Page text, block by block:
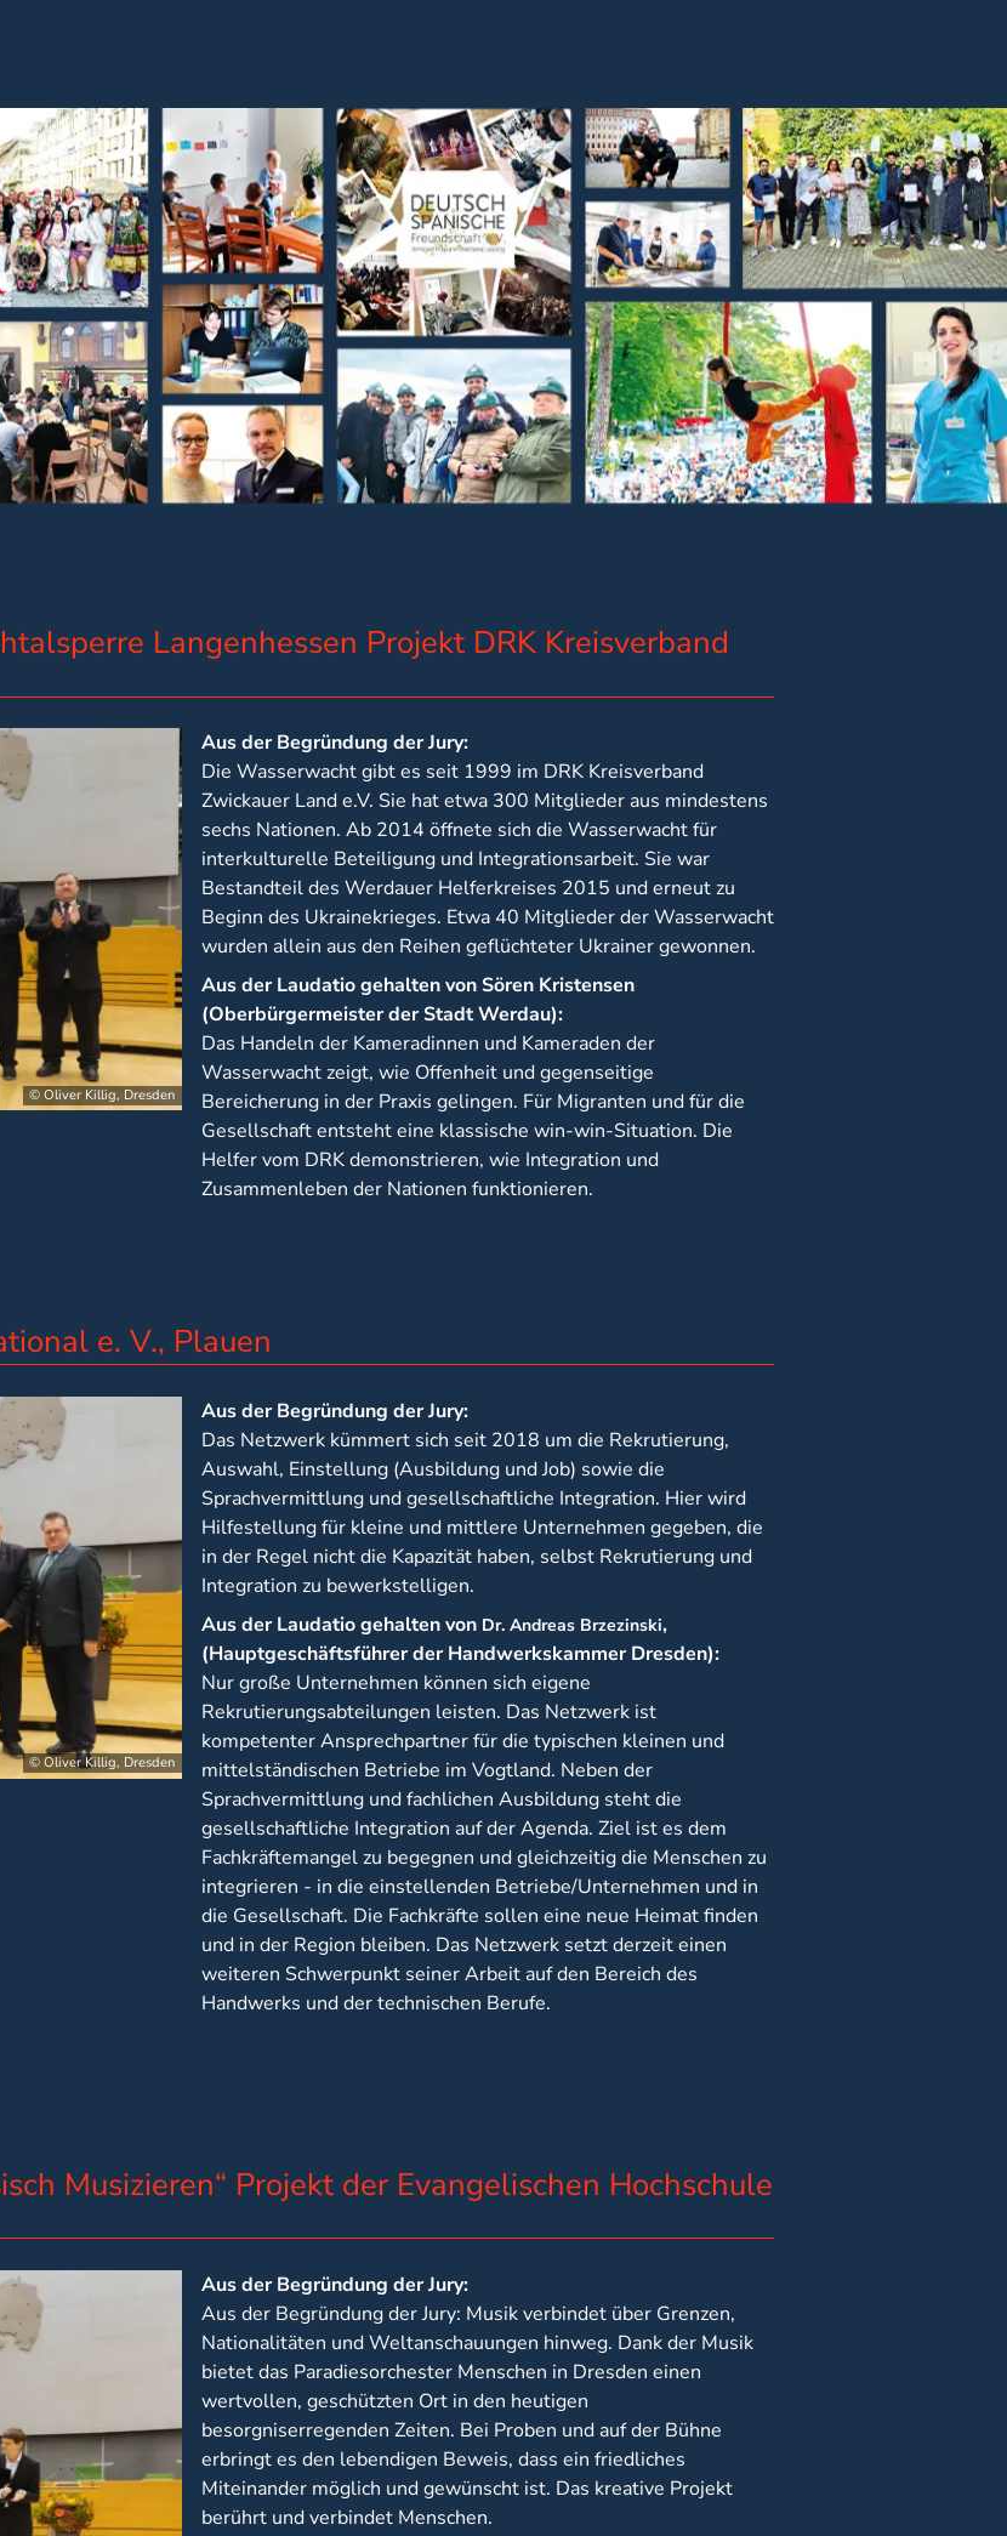
Langenhessen Projekt DRK Kreisverband
© Oliver Killig, Dresden
Aus der Begründung der Jury:
Die Wasserwacht gibt es seit 1999 im DRK Kreisverband
Zwickauer Land e.V. Sie hat etwa 300 Mitglieder aus mindestens
sechs Nationen. Ab 2014 öffnete sich die Wasserwacht für
interkulturelle Beteiligung und Integrationsarbeit. Sie war
Bestandteil des Werdauer Helferkreises 2015 und erneut zu
Beginn des Ukrainekrieges. Etwa 40 Mitglieder der Wasserwacht
wurden allein aus den Reihen geflüchteter Ukrainer gewonnen.
Aus der Laudatio gehalten von Sören Kristensen
(Oberbürgermeister der Stadt Werdau):
Das Handeln der Kameradinnen und Kameraden der
Wasserwacht zeigt, wie Offenheit und gegenseitige
Bereicherung in der Praxis gelingen. Für Migranten und für die
Gesellschaft entsteht eine klassische win-win-Situation. Die
Helfer vom DRK demonstrieren, wie Integration und
Zusammenleben der Nationen funktionieren.
e. V., Plauen
© Oliver Killig, Dresden
Aus der Begründung der Jury:
Das Netzwerk kümmert sich seit 2018 um die Rekrutierung,
Auswahl, Einstellung (Ausbildung und Job) sowie die
Sprachvermittlung und gesellschaftliche Integration. Hier wird
Hilfestellung für kleine und mittlere Unternehmen gegeben, die
in der Regel nicht die Kapazität haben, selbst Rekrutierung und
Integration zu bewerkstelligen.
Aus der Laudatio gehalten von Dr. Andreas Brzezinski,
(Hauptgeschäftsführer der Handwerkskammer Dresden):
Nur große Unternehmen können sich eigene
Rekrutierungsabteilungen leisten. Das Netzwerk ist
kompetenter Ansprechpartner für die typischen kleinen und
mittelständischen Betriebe im Vogtland. Neben der
Sprachvermittlung und fachlichen Ausbildung steht die
gesellschaftliche Integration auf der Agenda. Ziel ist es dem
Fachkräftemangel zu begegnen und gleichzeitig die Menschen zu
integrieren - in die einstellenden Betriebe/Unternehmen und in
die Gesellschaft. Die Fachkräfte sollen eine neue Heimat finden
und in der Region bleiben. Das Netzwerk setzt derzeit einen
weiteren Schwerpunkt seiner Arbeit auf den Bereich des
Handwerks und der technischen Berufe.
Musizieren“ Projekt der Evangelischen Hochschule
Aus der Begründung der Jury:
Aus der Begründung der Jury: Musik verbindet über Grenzen,
Nationalitäten und Weltanschauungen hinweg. Dank der Musik
bietet das Paradiesorchester Menschen in Dresden einen
wertvollen, geschützten Ort in den heutigen
besorgniserregenden Zeiten. Bei Proben und auf der Bühne
erbringt es den lebendigen Beweis, dass ein friedliches
Miteinander möglich und gewünscht ist. Das kreative Projekt
berührt und verbindet Menschen.